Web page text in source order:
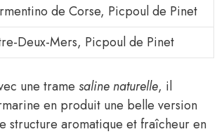
de Corse, Picpoul de Pinet
Deux-Mers, Picpoul de Pinet
une trame saline naturelle, il
en produit une belle version
structure aromatique et fraîcheur en